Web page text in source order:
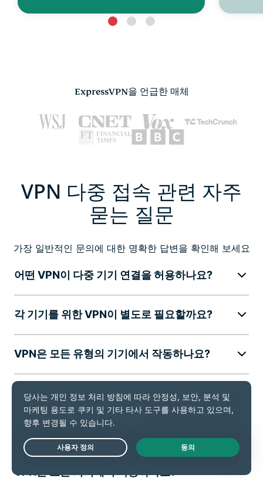
ExpressVPN을 언급한 매체
VPN 다중 접속 관련 자주
묻는 질문
가장 일반적인 문의에 대한 명확한 답변을 확인해 보세요
어떤 VPN이 다중 기기 연결을 허용하나요?
각 기기를 위한 VPN이 별도로 필요할까요?
VPN은 모든 유형의 기기에서 작동하나요?
VPN 구독을 공유할 수 있나요?
VPN은 모든 기기에서 작동하나요?
Live Chat